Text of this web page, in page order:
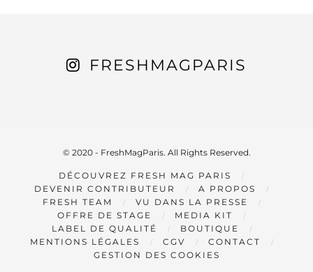
FRESHMAGPARIS
© 2020 - FreshMagParis. All Rights Reserved.
DÉCOUVREZ FRESH MAG PARIS
DEVENIR CONTRIBUTEUR
A PROPOS
FRESH TEAM
VU DANS LA PRESSE
OFFRE DE STAGE
MEDIA KIT
LABEL DE QUALITÉ
BOUTIQUE
MENTIONS LÉGALES
CGV
CONTACT
GESTION DES COOKIES